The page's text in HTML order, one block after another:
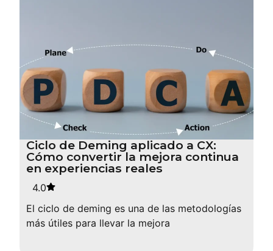
Ciclo de Deming aplicado a CX:
Cómo convertir la mejora continua
en experiencias reales
4.0
El ciclo de deming es una de las metodologías
más útiles para llevar la mejora